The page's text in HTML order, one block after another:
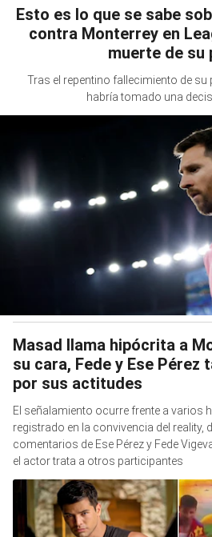
Esto es lo que se sabe
contra Monterrey en
muerte de su
Tras el repentino fallecimiento de su
habría tomado una
Masad llama hipócrita a
su cara, Fede y Ese Pérez
por sus actitudes
El señalamiento ocurre frente a varios
registrado en la convivencia del reality,
comentarios de Ese Pérez y Fede
el actor trata a otros participantes